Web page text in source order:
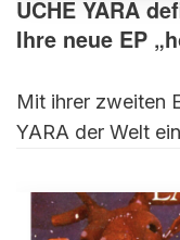
UCHE YARA
Ihre neue EP
Mit ihrer zweiten
YARA der Welt